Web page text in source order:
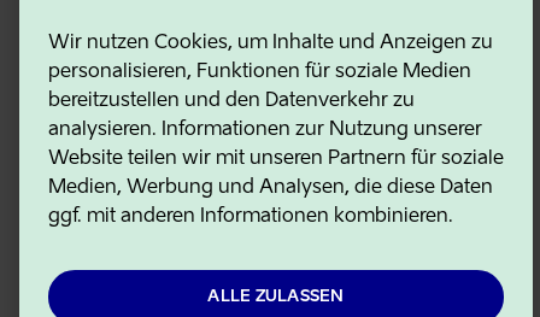
Wir nutzen Cookies, um Inhalte und Anzeigen zu
personalisieren, Funktionen für soziale Medien
bereitzustellen und den Datenverkehr zu
analysieren. Informationen zur Nutzung unserer
Website teilen wir mit unseren Partnern für soziale
Medien, Werbung und Analysen, die diese Daten
ggf. mit anderen Informationen kombinieren.
ALLE ZULASSEN